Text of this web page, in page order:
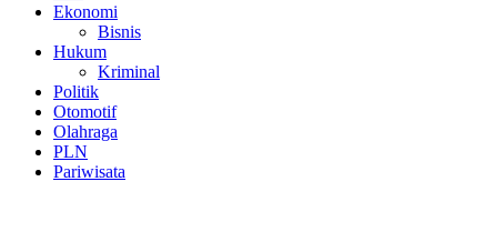
Ekonomi
Bisnis
Hukum
Kriminal
Politik
Otomotif
Olahraga
PLN
Pariwisata